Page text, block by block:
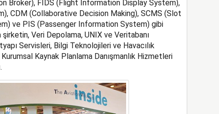
Broker), FIDS (Flight Information Display System),
CDM (Collaborative Decision Making), SCMS (Slot
ve PIS (Passenger Information System) gibi
Veri Depolama, UNIX ve Veritabanı
Servisleri, Bilgi Teknolojileri ve Havacılık
Kaynak Planlama Danışmanlık Hizmetleri